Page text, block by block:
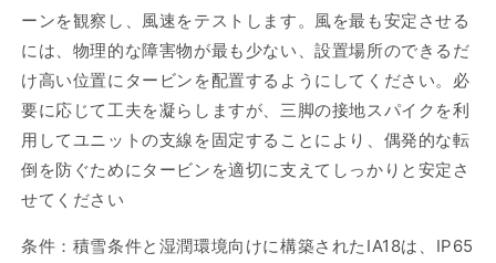
ーンを観察し、風速をテストします。風を最も安定させる
には、物理的な障害物が最も少ない、設置場所のできるだ
け高い位置にタービンを配置するようにしてください。必
要に応じて工夫を凝らしますが、三脚の接地スパイクを利
用してユニットの支線を固定することにより、偶発的な転
倒を防ぐためにタービンを適切に支えてしっかりと安定さ
せてください
条件：積雪条件と湿潤環境向けに構築されたIA18は、IP65